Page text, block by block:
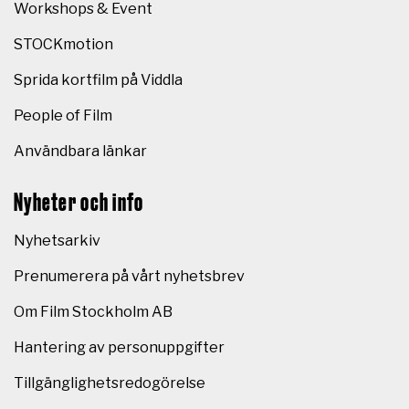
Workshops & Event
STOCKmotion
Sprida kortfilm på Viddla
People of Film
Användbara länkar
Nyheter och info
Nyhetsarkiv
Prenumerera på vårt nyhetsbrev
Om Film Stockholm AB
Hantering av personuppgifter
Tillgänglighetsredogörelse